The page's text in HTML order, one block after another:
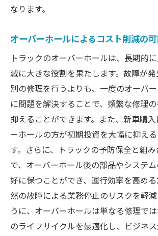
部品交換と修理の効果的な組
オーバーホールプロセスにお
役割
オーバーホール後の性能テス
最大限の機能を引き出すため
ク
信頼性を高めるトラックオーバー
と手法
最新技術を取り入れたオーバ
トラックオーバーホールにお
者の重要性
信頼性向上のための部品選定
なります。
オーバーホールによるコスト削減の
トラックのオーバーホールは、長期的
減に大きな役割を果たします。故障が
別の修理を行うよりも、一度のオーバ
に問題を解決することで、頻繁な修理
抑えることができます。また、新車購
ーホールの方が初期投資を大幅に抑え
す。さらに、トラックの予防保全と組
で、オーバーホール後の部品やシステ
好に保つことができ、運行効率を高め
然の故障による業務停止のリスクを軽
うに、オーバーホールは単なる修理で
のライフサイクルを最適化し、ビジネ